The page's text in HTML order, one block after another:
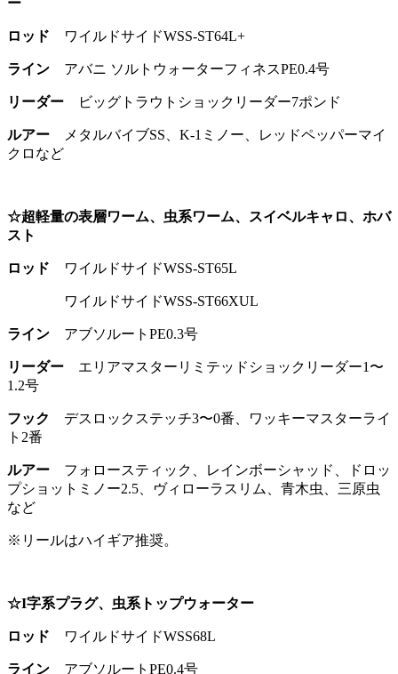
ー
ロッド ワイルドサイドWSS-ST64L+
ライン アバニ ソルトウォーターフィネスPE0.4号
リーダー ビッグトラウトショックリーダー7ポンド
ルアー
メタルバイブSS、K-1ミノー、レッドペッパーマイ
クロなど
☆超軽量の表層ワーム、虫系ワーム、スイベルキャロ、ホバ
スト
ロッド ワイルドサイドWSS-ST65L
ワイルドサイドWSS-ST66XUL
ライン アブソルートPE0.3号
リーダー エリアマスターリミテッドショックリーダー1〜
1.2号
フック デスロックステッチ3〜0番、ワッキーマスターライ
ト2番
ルアー フォロースティック、レインボーシャッド、ドロッ
プショットミノー2.5、ヴィローラスリム、青木虫、三原虫
など
※リールはハイギア推奨。
☆I字系プラグ、虫系トップウォーター
ロッド ワイルドサイドWSS68L
ライン アブソルートPE0.4号